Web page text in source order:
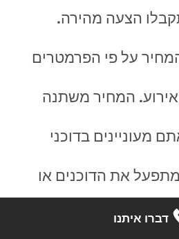
הצעה מהירה.
על פי הפרמטרים
המחיר משתנה
מעוניינים בדוכני
את הדוכנים או
מלצרים אודברו איתנו